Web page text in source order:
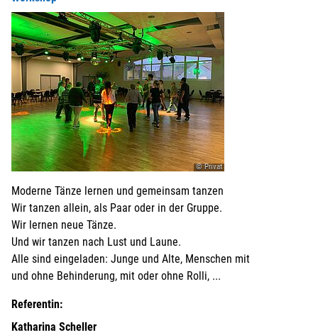
© Privat
Moderne Tänze lernen und gemeinsam tanzen
Wir tanzen allein, als Paar oder in der Gruppe.
Wir lernen neue Tänze.
Und wir tanzen nach Lust und Laune.
Alle sind eingeladen: Junge und Alte, Menschen mit
und ohne Behinderung, mit oder ohne Rolli, ...
Referentin:
Katharina Scheller